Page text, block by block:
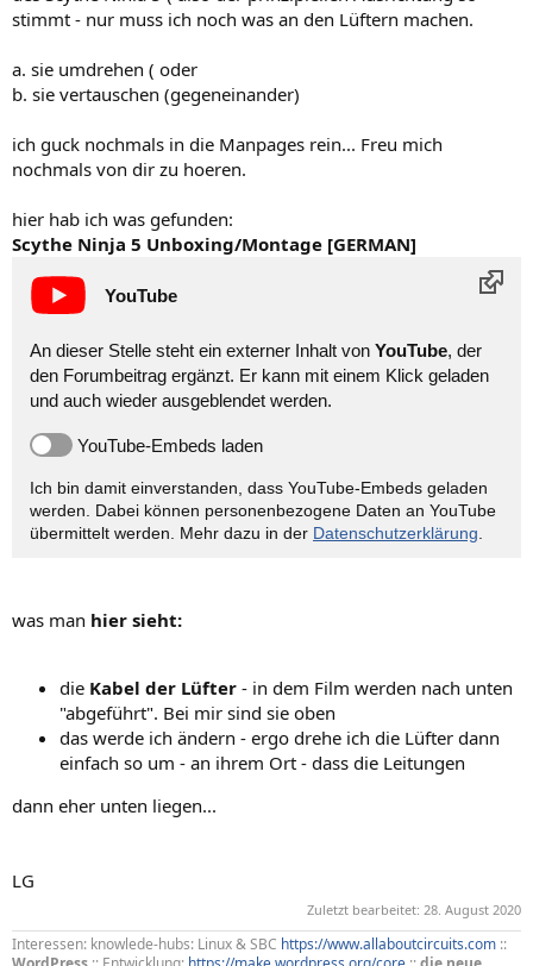
stimmt - nur muss ich noch was an den Lüftern machen.
a. sie umdrehen ( oder
b. sie vertauschen (gegeneinander)
ich guck nochmals in die Manpages rein... Freu mich
nochmals von dir zu hoeren.
hier hab ich was gefunden:
Scythe Ninja 5 Unboxing/Montage [GERMAN]
YouTube
An dieser Stelle steht ein externer Inhalt von YouTube, der
den Forumbeitrag ergänzt. Er kann mit einem Klick geladen
und auch wieder ausgeblendet werden.
YouTube-Embeds laden
Ich bin damit einverstanden, dass YouTube-Embeds geladen
werden. Dabei können personen­bezogene Daten an YouTube
übermittelt werden. Mehr dazu in der Datenschutzerklärung
was man hier sieht:
die Kabel der Lüfter - in dem Film werden nach unten
"abgeführt". Bei mir sind sie oben
das werde ich ändern - ergo drehe ich die Lüfter dann
einfach so um - an ihrem Ort - dass die Leitungen
dann eher unten liegen...
LG
Zuletzt bearbeitet: 28. August 2020
Interessen: knowlede-hubs: Linux & SBC https://www.allaboutcircuits.com ::